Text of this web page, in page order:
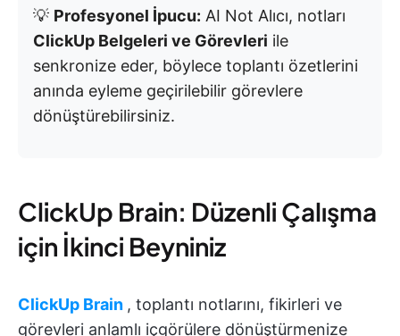
💡 Profesyonel İpucu: AI Not Alıcı, notları
ClickUp Belgeleri ve Görevleri ile
senkronize eder, böylece toplantı özetlerini
anında eyleme geçirilebilir görevlere
dönüştürebilirsiniz.
ClickUp Brain: Düzenli Çalışma
için İkinci Beyniniz
ClickUp Brain , toplantı notlarını, fikirleri ve
görevleri anlamlı içgörülere dönüştürmenize